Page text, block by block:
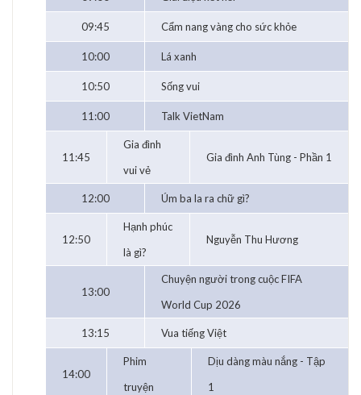
09:45 Cẩm nang vàng cho sức khỏe
10:00 Lá xanh
10:50 Sống vui
11:00 Talk VietNam
11:45
Gia đình
vui vẻ
Gia đình Anh Tùng - Phần 1
12:00 Úm ba la ra chữ gì?
12:50
Hạnh phúc
là gì?
Nguyễn Thu Hương
13:00
Chuyện người trong cuộc FIFA
World Cup 2026
13:15 Vua tiếng Việt
14:00
Phim
truyện
Dịu dàng màu nắng - Tập
1